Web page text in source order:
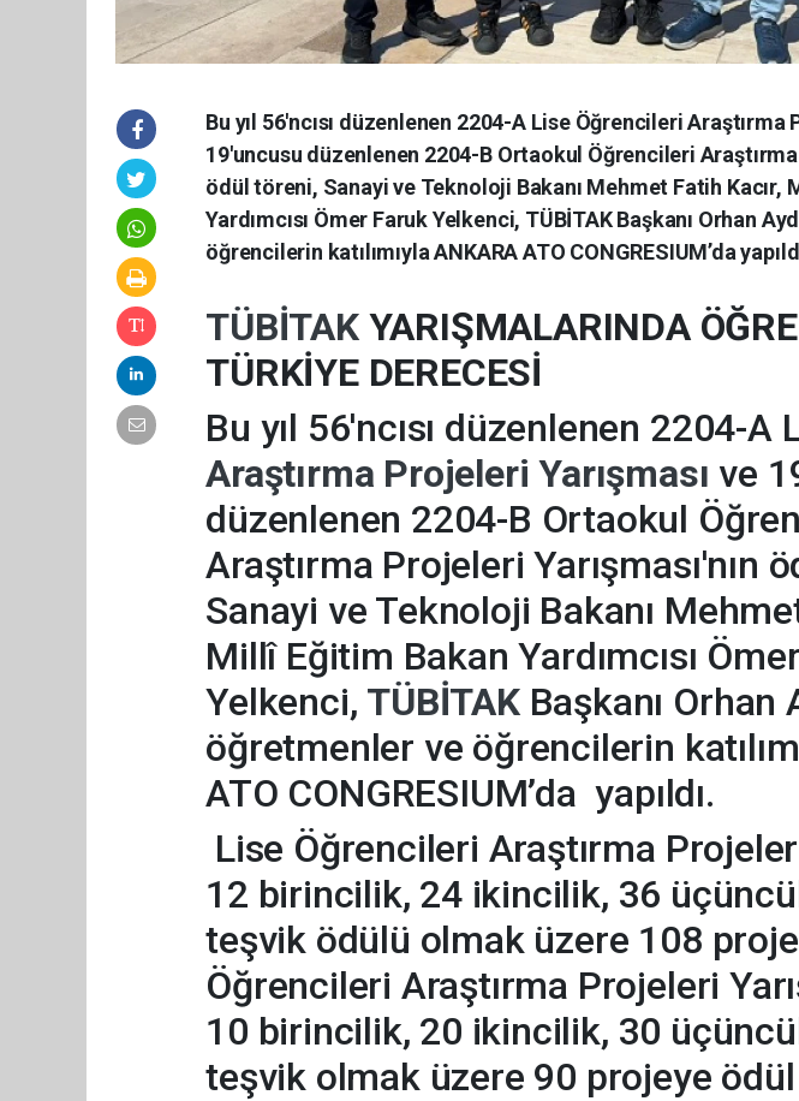
Bu yıl 56'ncısı düzenlenen 2204-A Lise Öğrencileri Araştırma
19'uncusu düzenlenen 2204-B Ortaokul Öğrencileri Araştırma
ödül töreni, Sanayi ve Teknoloji Bakanı Mehmet Fatih Kacır,
Yardımcısı Ömer Faruk Yelkenci, TÜBİTAK Başkanı Orhan
öğrencilerin katılımıyla ANKARA ATO CONGRESIUM’da
TÜBİTAK YARIŞMALARINDA
TÜRKİYE DERECESİ
Bu yıl 56'ncısı düzenlenen 2204-A
Araştırma Projeleri Yarışması ve
düzenlenen 2204-B Ortaokul
Araştırma Projeleri Yarışması'nın
Sanayi ve Teknoloji Bakanı
Millî Eğitim Bakan Yardımcısı
Yelkenci, TÜBİTAK Başkanı Orhan
öğretmenler ve öğrencilerin
ATO CONGRESIUM’da yapıldı.
Lise Öğrencileri Araştırma
12 birincilik, 24 ikincilik, 36
teşvik ödülü olmak üzere 108
Öğrencileri Araştırma Projeleri
10 birincilik, 20 ikincilik, 30
teşvik olmak üzere 90 projeye